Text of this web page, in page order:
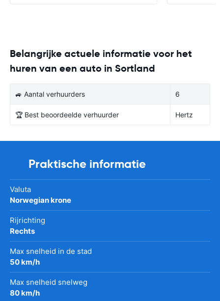
Belangrijke actuele informatie voor het
huren van een auto in Sortland
🚙 Aantal verhuurders 6
🏆 Best beoordeelde verhuurder Hertz
Praktische informatie
Valuta
Norwegian krone
Rijrichting
Rechts
Max snelheid in de stad
50 km/h
Max snelheid snelweg
80 km/h